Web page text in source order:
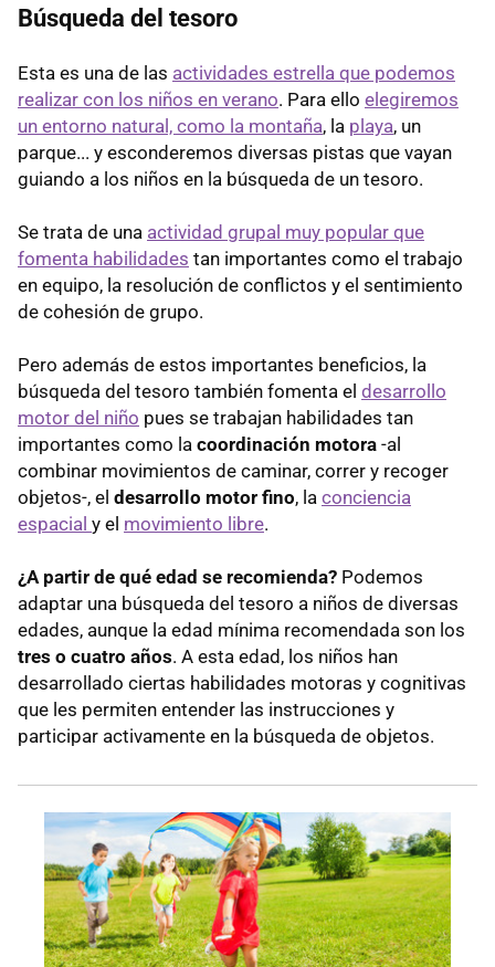
Búsqueda del tesoro
Esta es una de las actividades estrella que podemos
realizar con los niños en verano. Para ello elegiremos
un entorno natural, como la montaña, la playa, un
parque... y esconderemos diversas pistas que vayan
guiando a los niños en la búsqueda de un tesoro.
Se trata de una actividad grupal muy popular que
fomenta habilidades tan importantes como el trabajo
en equipo, la resolución de conflictos y el sentimiento
de cohesión de grupo.
Pero además de estos importantes beneficios, la
búsqueda del tesoro también fomenta el desarrollo
motor del niño pues se trabajan habilidades tan
importantes como la coordinación motora -al
combinar movimientos de caminar, correr y recoger
objetos-, el desarrollo motor fino, la conciencia
espacial y el movimiento libre.
¿A partir de qué edad se recomienda? Podemos
adaptar una búsqueda del tesoro a niños de diversas
edades, aunque la edad mínima recomendada son los
tres o cuatro años. A esta edad, los niños han
desarrollado ciertas habilidades motoras y cognitivas
que les permiten entender las instrucciones y
participar activamente en la búsqueda de objetos.